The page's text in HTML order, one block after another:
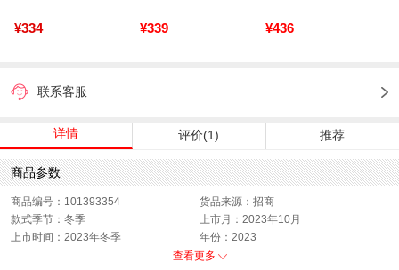
¥334 ¥339 ¥436
联系客服
详情 评价(1) 推荐
商品参数
商品编号：101393354
货品来源：招商
款式季节：冬季
上市月：2023年10月
上市时间：2023年冬季
年份：2023
风格：休闲
查看更多